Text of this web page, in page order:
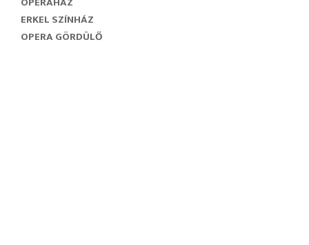
ERKEL SZÍNHÁZ
OPERA GÖRDÜLŐ